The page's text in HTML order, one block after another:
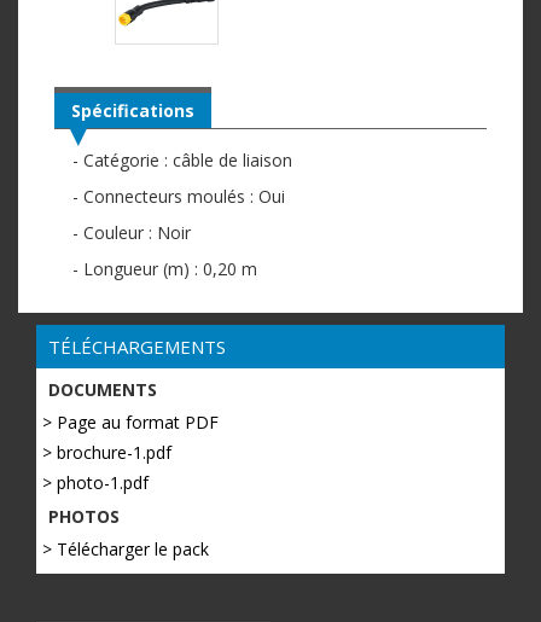
Spécifications
- Catégorie : câble de liaison
- Connecteurs moulés : Oui
- Couleur : Noir
- Longueur (m) : 0,20 m
TÉLÉCHARGEMENTS
DOCUMENTS
> Page au format PDF
> brochure-1.pdf
> photo-1.pdf
PHOTOS
> Télécharger le pack